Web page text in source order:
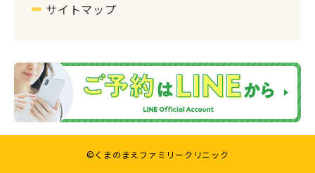
サイトマップ
©くまのまえファミリークリニック